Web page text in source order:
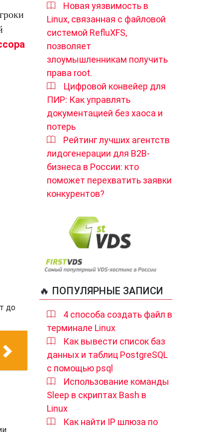
до
Новая уязвимость в
Linux, связанная с файловой
системой RefluXFS,
позволяет
злоумышленникам получить
права root.
Цифровой конвейер для
ПИР: Как управлять
документацией без хаоса и
потерь
Рейтинг лучших агентств
лидогенерации для B2B-
бизнеса в России: кто
поможет перехватить заявки
конкурентов?
🔥 ПОПУЛЯРНЫЕ ЗАПИСИ
4 способа создать файл в
терминале Linux
Как вывести список баз
данных и таблиц PostgreSQL
с помощью psql
Использование команды
Sleep в скриптах Bash в
Linux
Как найти IP шлюза по